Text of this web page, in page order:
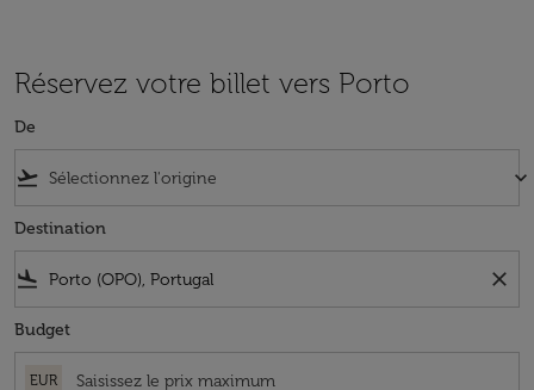
Réservez votre billet vers Porto
De
flight_takeoff keyboard_arrow_down
Destination
flight_land close
Budget
EUR